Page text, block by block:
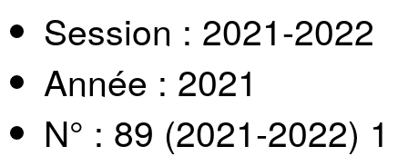
Session : 2021-2022
Année : 2021
N° : 89 (2021-2022) 1